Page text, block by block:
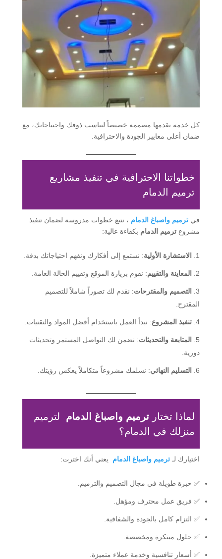
كل خدمة نقدمها مصممة خصيصاً لتناسب ذوقك واحتياجاتك، مع
ضمان أعلى معايير الجودة والاحترافية.
خطواتنا الاحترافية في تنفيذ مشاريع
ترميم الدمام
في ترميم واصباغ الدمام ، نتبع خطوات مدروسة لضمان تنفيذ
مشروع ترميم الدمام بكفاءة عالية:
الاستشارة الأولية: نستمع إلى أفكارك ونفهم احتياجاتك بدقة.
المعاينة والتقييم: نقوم بزيارة الموقع وتقييم الحالة العامة.
التصميم والمقترحات: نقدم لك تصوراً شاملاً للتصميم
المقترح.
تنفيذ المشروع: نبدأ العمل باستخدام أفضل المواد والتقنيات.
المتابعة والتحديثات: نضمن لك التواصل المستمر وتحديثات
دورية.
التسليم النهائي: نسلمك مشروعاً متكاملاً يعكس رؤيتك.
لماذا تختار ترميم واصباغ الدمام لترميم
منزلك في الدمام؟
اختيارك لـ ترميم واصباغ الدمام يعني أنك اخترت:
✅ خبرة طويلة في مجال التصميم والترميم.
✅ فريق عمل محترف ومؤهل.
✅ التزام كامل بالجودة والشفافية.
✅ حلول مبتكرة ومخصصة.
✅ أسعار تنافسية وخدمة عملاء متميزة.